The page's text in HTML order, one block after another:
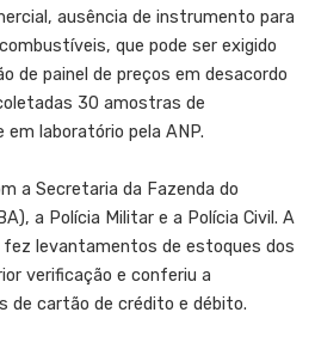
ausência de instrumento para
que pode ser exigido
de painel de preços em desacordo
30 amostras de
laboratório pela ANP.
a Secretaria da Fazenda do
a Polícia Militar e a Polícia Civil. A
levantamentos de estoques dos
verificação e conferiu a
de cartão de crédito e débito.